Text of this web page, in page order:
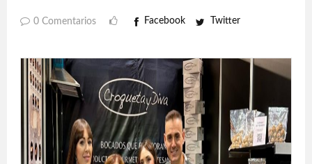
0 Comentarios Facebook Twitter